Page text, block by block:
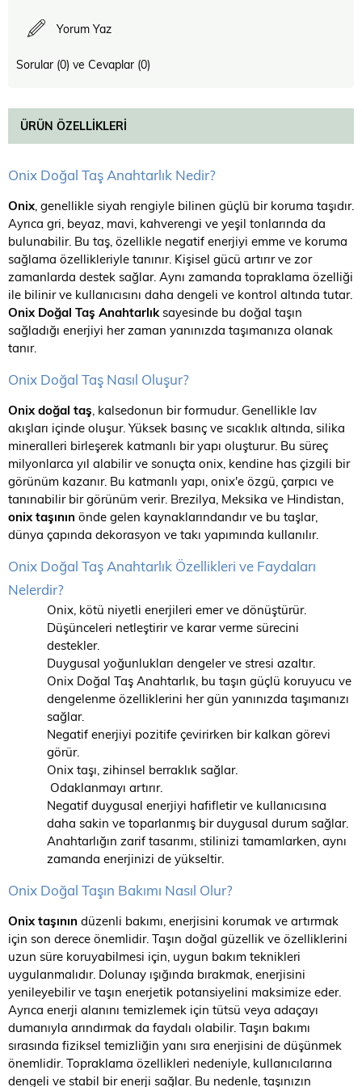
Yorum Yaz
Sorular (0) ve Cevaplar (0)
ÜRÜN ÖZELLIKLERI
Onix Doğal Taş Anahtarlık Nedir?
Onix, genellikle siyah rengiyle bilinen güçlü bir koruma taşıdır.
Ayrıca gri, beyaz, mavi, kahverengi ve yeşil tonlarında da
bulunabilir. Bu taş, özellikle negatif enerjiyi emme ve koruma
sağlama özellikleriyle tanınır. Kişisel gücü artırır ve zor
zamanlarda destek sağlar. Aynı zamanda topraklama özelliği
ile bilinir ve kullanıcısını daha dengeli ve kontrol altında tutar.
Onix Doğal Taş Anahtarlıksayesinde bu doğal taşın
sağladığı enerjiyi her zaman yanınızda taşımanıza olanak
tanır.
Onix Doğal Taş Nasıl Oluşur?
Onix doğal taş, kalsedonun bir formudur. Genellikle lav
akışları içinde oluşur. Yüksek basınç ve sıcaklık altında, silika
mineralleri birleşerek katmanlı bir yapı oluşturur. Bu süreç
milyonlarca yıl alabilir ve sonuçta onix, kendine has çizgili bir
görünüm kazanır. Bu katmanlı yapı, onix'e özgü, çarpıcı ve
tanınabilir bir görünüm verir. Brezilya, Meksika ve Hindistan,
onix taşının önde gelen kaynaklarındandır ve bu taşlar,
dünya çapında dekorasyon ve takı yapımında kullanılır.
Onix Doğal Taş Anahtarlık Özellikleri ve Faydaları
Nelerdir?
Onix, kötü niyetli enerjileri emer ve dönüştürür.
Düşünceleri netleştirir ve karar verme sürecini
destekler.
Duygusal yoğunlukları dengeler ve stresi azaltır.
Onix Doğal Taş Anahtarlık, bu taşın güçlü koruyucu ve
dengelenme özelliklerini her gün yanınızda taşımanızı
sağlar.
Negatif enerjiyi pozitife çevirirken bir kalkan görevi
görür.
Onix taşı, zihinsel berraklık sağlar.
Odaklanmayı artırır.
Negatif duygusal enerjiyi hafifletir ve kullanıcısına
daha sakin ve toparlanmış bir duygusal durum sağlar.
Anahtarlığın zarif tasarımı, stilinizi tamamlarken, aynı
zamanda enerjinizi de yükseltir.
Onix Doğal Taşın Bakımı Nasıl Olur?
Onix taşının düzenli bakımı, enerjisini korumak ve artırmak
için son derece önemlidir. Taşın doğal güzellik ve özelliklerini
uzun süre koruyabilmesi için, uygun bakım teknikleri
uygulanmalıdır. Dolunay ışığında bırakmak, enerjisini
yenileyebilir ve taşın enerjetik potansiyelini maksimize eder.
Ayrıca enerji alanını temizlemek için tütsü veya adaçayı
dumanıyla arındırmak da faydalı olabilir. Taşın bakımı
sırasında fiziksel temizliğin yanı sıra enerjisini de düşünmek
önemlidir. Topraklama özellikleri nedeniyle, kullanıcılarına
dengeli ve stabil bir enerji sağlar. Bu nedenle, taşınızın